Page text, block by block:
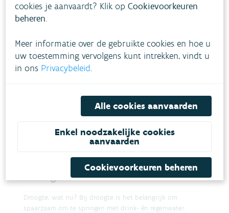
regenton
Optimaliseer je leidingen
Gerelateerde tips
Wat te doen bij (ernstige)
droogte?
Droogte, wat nu? Bij droogte is het belangrijk om
spaarzaam om te springen met drink- én regenwater.
cookies je aanvaardt? Klik opCookievoorkeuren
beheren.
Meer informatie over de gebruikte cookies en hoe u
uw toestemming vervolgens kunt intrekken, vindt u
in ons Privacybeleid.
Alle cookies aanvaarden
Enkel noodzakelijke cookies
aanvaarden
Cookievoorkeuren beheren